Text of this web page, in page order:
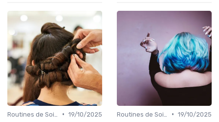
• 19/10/2025
• 19/10/2025